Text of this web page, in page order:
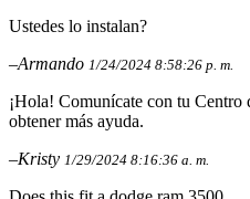
Ustedes lo instalan?
–Armando 1/24/2024 8:58:26 p. m.
¡Hola! Comunícate con tu Centro
obtener más ayuda.
–Kristy 1/29/2024 8:16:36 a. m.